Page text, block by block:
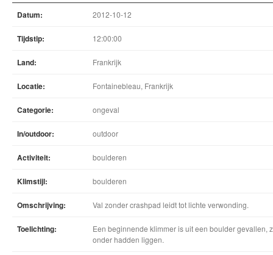
Datum: 2012-10-12
Tijdstip: 12:00:00
Land: Frankrijk
Locatie: Fontainebleau, Frankrijk
Categorie: ongeval
In/outdoor: outdoor
Activiteit: boulderen
Klimstijl: boulderen
Omschrijving: Val zonder crashpad leidt tot lichte verwonding.
Toelichting:
Een beginnende klimmer is uit een boulder gevallen,
onder hadden liggen.